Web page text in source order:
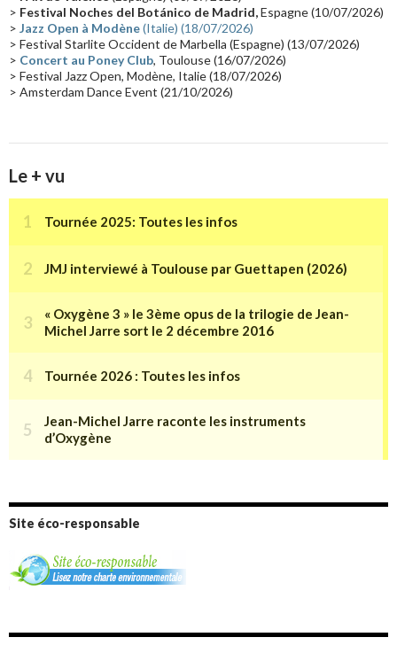
(14) Astronomie (14)
Tournée 2025(14) 2024(14) Chine(13)
> Festival Noches del Botánico de Madrid,Espagne (10/07/2026)
> Jazz Open à Modène(Italie) (18/07/2026)
> Festival Starlite Occident de Marbella (Espagne) (13/07/2026)
> Concert au Poney Club, Toulouse (16/07/2026)
> Festival Jazz Open, Modène, Italie (18/07/2026)
> Amsterdam Dance Event (21/10/2026)
Le + vu
Site éco-responsable